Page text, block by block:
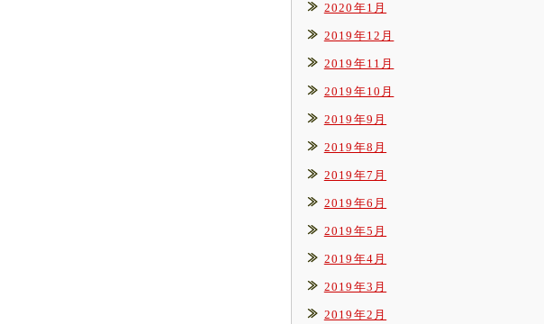
2020年1月
2019年12月
2019年11月
2019年10月
2019年9月
2019年8月
2019年7月
2019年6月
2019年5月
2019年4月
2019年3月
2019年2月